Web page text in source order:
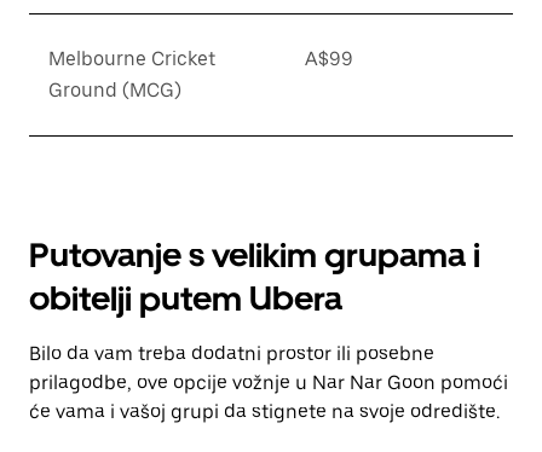
Melbourne Cricket
Ground (MCG)
A$99
Putovanje s velikim grupama i
obitelji putem Ubera
Bilo da vam treba dodatni prostor ili posebne
prilagodbe, ove opcije vožnje u Nar Nar Goon pomoći
će vama i vašoj grupi da stignete na svoje odredište.